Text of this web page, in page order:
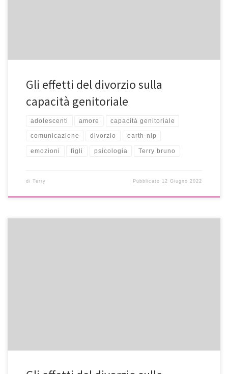
Gli effetti del divorzio sulla
capacità genitoriale
adolescenti amore capacità genitoriale
comunicazione divorzio earth-nlp
emozioni figli psicologia Terry bruno
di Terry Pubblicato 12 Giugno 2022